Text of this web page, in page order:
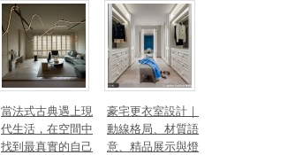
當法式古典遇上現
代生活，在空間中
找到最真實的自己
豪宅更衣室設計｜
動線格局、材質語
意、精品展示與燈